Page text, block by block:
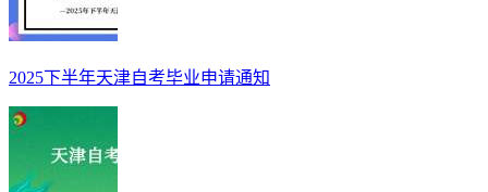
2025下半年天津自考毕业申请通知